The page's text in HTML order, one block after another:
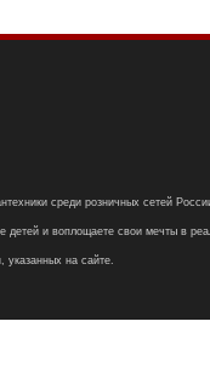
среди розничных сетей
детей и воплощаете свои мечты в
указанных на сайте.